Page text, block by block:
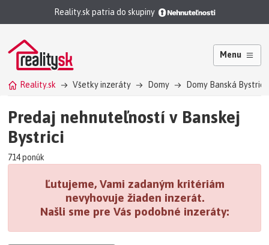
Reality.sk patria do skupiny
Menu
Reality.sk Všetky inzeráty Domy Domy Banská Bystrica
Predaj nehnuteľností v Banskej
Bystrici
714 ponúk
Ľutujeme, Vami zadaným kritériám
nevyhovuje žiaden inzerát.
Našli sme pre Vás podobné inzeráty: